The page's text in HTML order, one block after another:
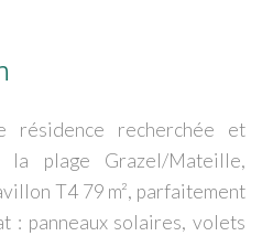
résidence recherchée et
plage Grazel/Mateille,
T4 79 m², parfaitement
: panneaux solaires, volets